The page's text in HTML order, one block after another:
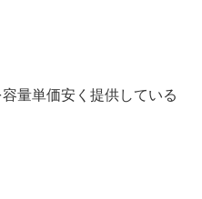
量単価安く提供している